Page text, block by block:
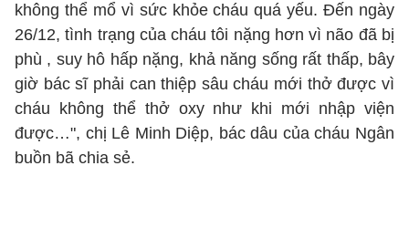
không thể mổ vì sức khỏe cháu quá yếu. Đến ngày
26/12, tình trạng của cháu tôi nặng hơn vì não đã bị
phù , suy hô hấp nặng, khả năng sống rất thấp, bây
giờ bác sĩ phải can thiệp sâu cháu mới thở được vì
cháu không thể thở oxy như khi mới nhập viện
được…", chị Lê Minh Diệp, bác dâu của cháu Ngân
buồn bã chia sẻ.